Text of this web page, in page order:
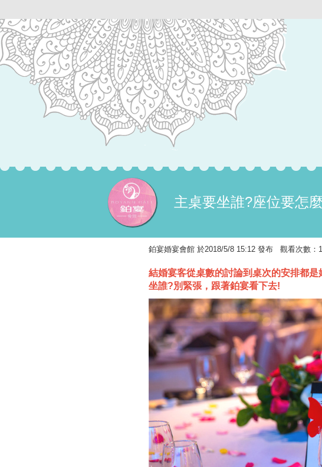
主桌要坐誰?座位要怎
鉑宴婚宴會館 於2018/5/8 15:12 發布 觀看次數：
結婚宴客從桌數的討論到桌次的安排都
坐誰?別緊張，跟著鉑宴看下去!